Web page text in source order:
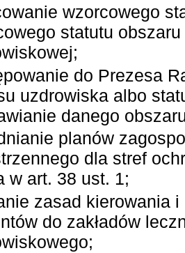
wzorcowego
statutu
do Prezesa
uzdrowiska albo
danego
planów
dla stref
w art. 38 ust. 1;
zasad kierowania
do zakładów